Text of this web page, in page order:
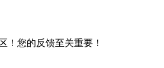
！您的反馈至关重要！